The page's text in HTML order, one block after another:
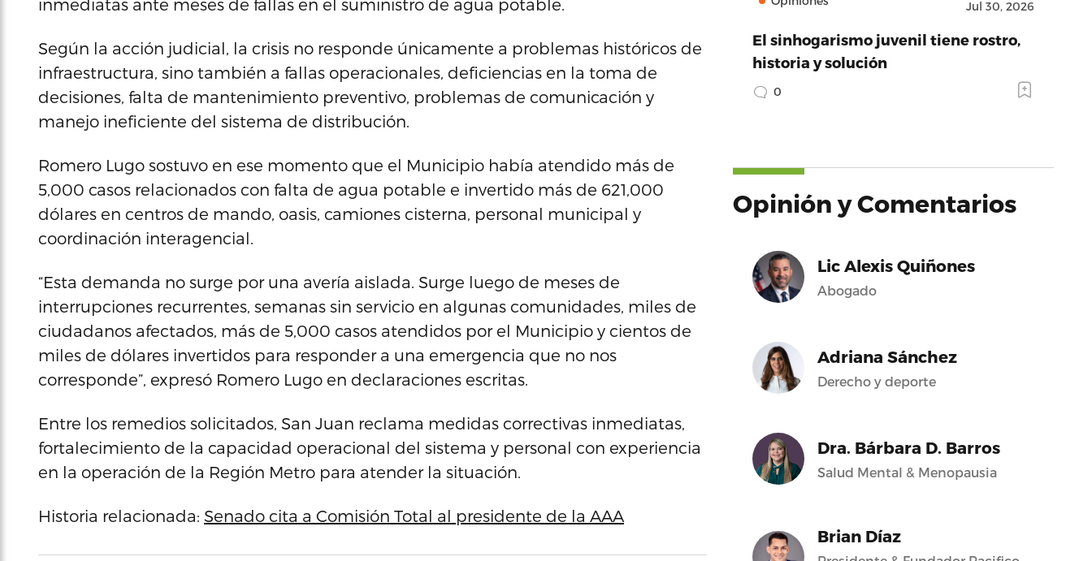
inmediatas ante meses de fallas en el suministro de agua potable.
Según la acción judicial, la crisis no responde únicamente a problemas históricos de
infraestructura, sino también a fallas operacionales, deficiencias en la toma de
decisiones, falta de mantenimiento preventivo, problemas de comunicación y
manejo ineficiente del sistema de distribución.
Romero Lugo sostuvo en ese momento que el Municipio había atendido más de
5,000 casos relacionados con falta de agua potable e invertido más de 621,000
dólares en centros de mando, oasis, camiones cisterna, personal municipal y
coordinación interagencial.
“Esta demanda no surge por una avería aislada. Surge luego de meses de
interrupciones recurrentes, semanas sin servicio en algunas comunidades, miles de
ciudadanos afectados, más de 5,000 casos atendidos por el Municipio y cientos de
miles de dólares invertidos para responder a una emergencia que no nos
corresponde”, expresó Romero Lugo en declaraciones escritas.
Entre los remedios solicitados, San Juan reclama medidas correctivas inmediatas,
fortalecimiento de la capacidad operacional del sistema y personal con experiencia
en la operación de la Región Metro para atender la situación.
Historia relacionada: Senado cita a Comisión Total al presidente de la AAA
Jul 30, 2026
El sinhogarismo juvenil tiene rostro,
historia y solución
0
Opinión y Comentarios
Lic Alexis Quiñones
Abogado
Adriana Sánchez
Derecho y deporte
Dra. Bárbara D. Barros
Salud Mental & Menopausia
Brian Díaz